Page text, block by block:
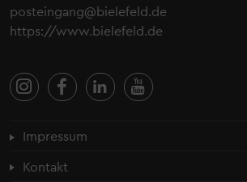
posteingang@bielefeld.de
https://www.bielefeld.de
Fußzeilenmenü
Impressum
Kontakt